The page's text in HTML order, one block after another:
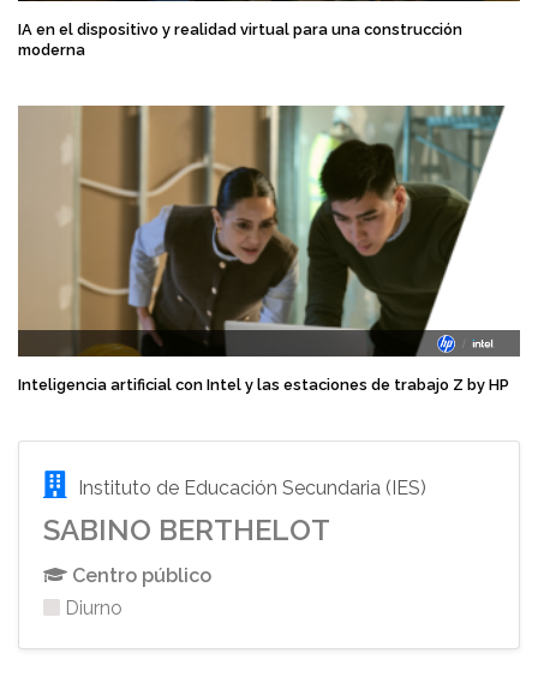
IA en el dispositivo y realidad virtual para una construcción
moderna
Inteligencia artificial con Intel y las estaciones de trabajo Z by HP
Instituto de Educación Secundaria (IES)
SABINO BERTHELOT
Centro público
Diurno